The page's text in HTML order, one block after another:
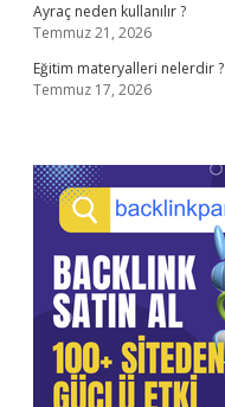
Ayraç neden kullanılır ?
Temmuz 21, 2026
Eğitim materyalleri nelerdir ?
Temmuz 17, 2026